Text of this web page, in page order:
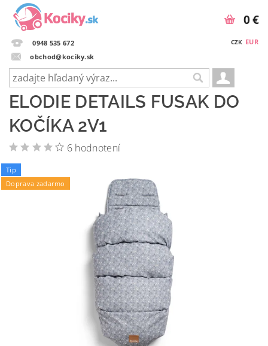
0948 535 672
obchod@kociky.sk
CZK EUR
0 €
ELODIE DETAILS FUSAK DO
KOČÍKA 2V1
6 hodnotení
Tip
Doprava zadarmo